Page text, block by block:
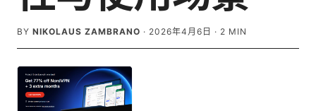
BY NIKOLAUS ZAMBRANO · 2026年4月6日 · 2 MIN